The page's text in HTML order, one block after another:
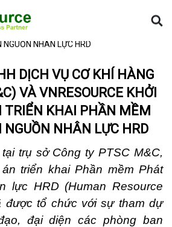
TY TNHH DỊCH VỤ CƠ KHÍ HÀNG HẢI
KHỞI ĐỘNG DỰ ÁN TRIỂN KHAI
NHÂN LỰC HRD
DỊCH VỤ CƠ KHÍ HÀNG
VÀ VNRESOURCE KHỞI
TRIỂN KHAI PHẦN MỀM
NGUỒN NHÂN LỰC HRD
trụ sở Công ty PTSC M&C,
triển khai Phần mềm Phát
lực HRD (Human Resource
được tổ chức với sự tham dự
đại diện các phòng ban